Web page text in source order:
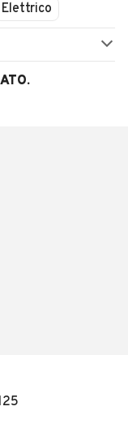
Elettrico